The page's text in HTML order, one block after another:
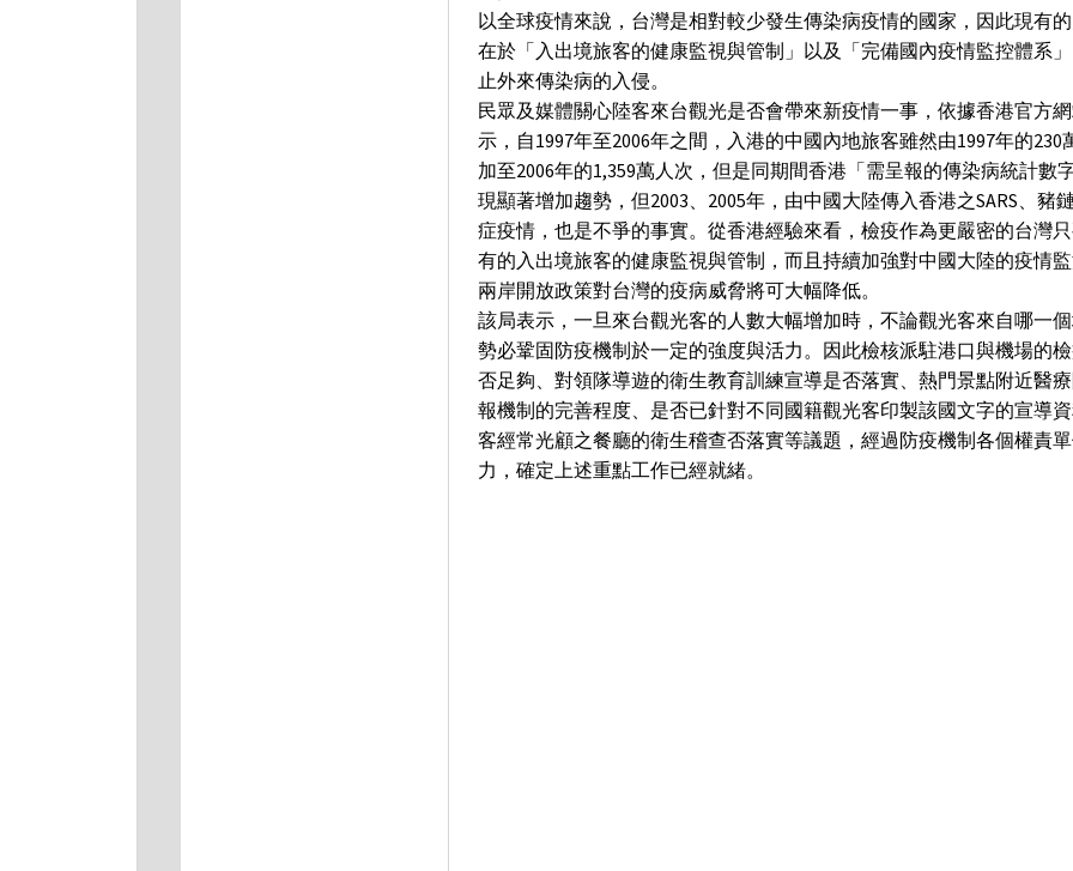
以全球疫情來說，台灣是相對較少發生傳染病疫情的國家，因此現有
在於「入出境旅客的健康監視與管制」以及「完備國內疫情監控體系
止外來傳染病的入侵。
民眾及媒體關心陸客來台觀光是否會帶來新疫情一事，依據香港官方
示，自1997年至2006年之間，入港的中國內地旅客雖然由1997年的230
加至2006年的1,359萬人次，但是同期間香港「需呈報的傳染病統計數
現顯著增加趨勢，但2003、2005年，由中國大陸傳入香港之SARS、豬
症疫情，也是不爭的事實。從香港經驗來看，檢疫作為更嚴密的台灣
有的入出境旅客的健康監視與管制，而且持續加強對中國大陸的疫情
兩岸開放政策對台灣的疫病威脅將可大幅降低。
該局表示，一旦來台觀光客的人數大幅增加時，不論觀光客來自哪一
勢必鞏固防疫機制於一定的強度與活力。因此檢核派駐港口與機場的
否足夠、對領隊導遊的衛生教育訓練宣導是否落實、熱門景點附近醫
報機制的完善程度、是否已針對不同國籍觀光客印製該國文字的宣導
客經常光顧之餐廳的衛生稽查否落實等議題，經過防疫機制各個權責
力，確定上述重點工作已經就緒。